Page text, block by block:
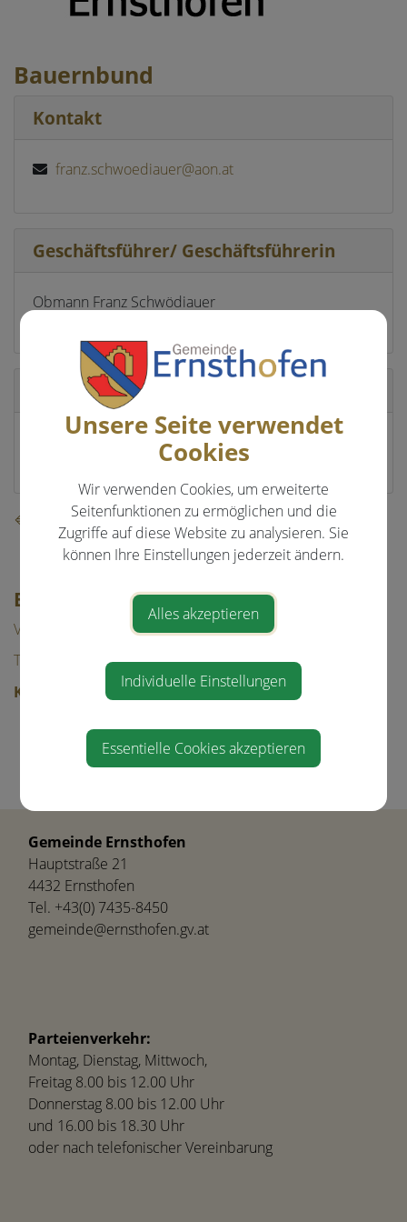
EVENTS & FREIZEIT
Veranstaltungen
Tourismus
Kultur & Freizeit
Freizeit/Sport
Bauernbund
Kontakt
franz.schwoediauer@aon.at
Geschäftsführer/ Geschäftsführerin
Obmann Franz Schwödiauer
Standort
⇐ zurück
Gemeinde Ernsthofen
Hauptstraße 21
4432 Ernsthofen
Tel. +43(0) 7435-8450
gemeinde@ernsthofen.gv.at
Parteienverkehr:
Montag, Dienstag, Mittwoch,
Freitag 8.00 bis 12.00 Uhr
Donnerstag 8.00 bis 12.00 Uhr
und 16.00 bis 18.30 Uhr
oder nach telefonischer Vereinbarung
Unsere Seite verwendet
Cookies
Wir verwenden Cookies, um erweiterte
Seitenfunktionen zu ermöglichen und die
Zugriffe auf diese Website zu analysieren. Sie
können Ihre Einstellungen jederzeit ändern.
Alles akzeptieren
Individuelle Einstellungen
Essentielle Cookies akzeptieren